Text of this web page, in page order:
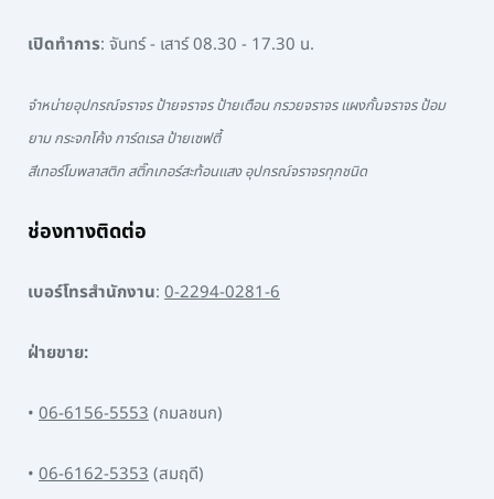
เปิดทำการ: จันทร์ - เสาร์ 08.30 - 17.30 น.
จำหน่ายอุปกรณ์จราจร ป้ายจราจร ป้ายเตือน กรวยจราจร แผงกั้นจราจร ป้อม
ยาม กระจกโค้ง การ์ดเรล ป้ายเซฟตี้
สีเทอร์โมพลาสติก สติ๊กเกอร์สะท้อนแสง อุปกรณ์จราจรทุกชนิด
ช่องทางติดต่อ
เบอร์โทรสำนักงาน: 0-2294-0281-6
ฝ่ายขาย:
• 06-6156-5553(กมลชนก)
• 06-6162-5353(สมฤดี)